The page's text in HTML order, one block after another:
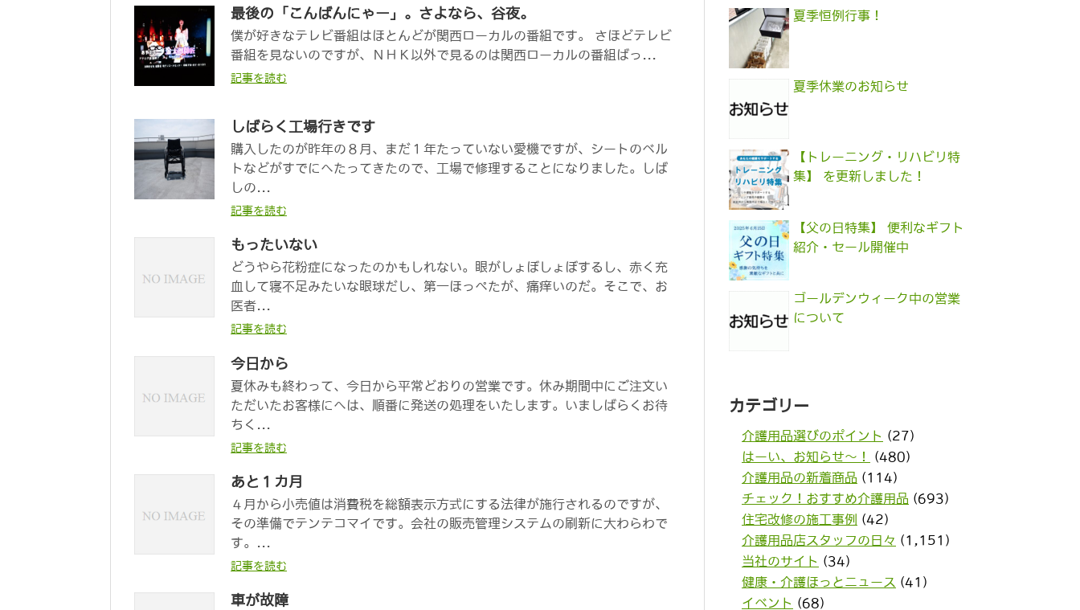
最後の「こんばんにゃー」。さよなら、谷夜。
僕が好きなテレビ番組はほとんどが関西ローカルの番組です。 さほどテレビ
番組を見ないのですが、ＮＨＫ以外で見るのは関西ローカルの番組ばっ...
記事を読む
しばらく工場行きです
購入したのが昨年の８月、まだ１年たっていない愛機ですが、シートのベル
トなどがすでにへたってきたので、工場で修理することになりました。しば
しの...
記事を読む
もったいない
どうやら花粉症になったのかもしれない。眼がしょぼしょぼするし、赤く充
血して寝不足みたいな眼球だし、第一ほっぺたが、痛痒いのだ。そこで、お
医者...
記事を読む
今日から
夏休みも終わって、今日から平常どおりの営業です。休み期間中にご注文い
ただいたお客様にへは、順番に発送の処理をいたします。いましばらくお待
ちく...
記事を読む
あと１カ月
４月から小売値は消費税を総額表示方式にする法律が施行されるのですが、
その準備でテンテコマイです。会社の販売管理システムの刷新に大わらわで
す。...
記事を読む
車が故障
夏季恒例行事！
夏季休業のお知らせ
【トレーニング・リハビリ特
集】 を更新しました！
【父の日特集】 便利なギフト
紹介・セール開催中
ゴールデンウィーク中の営業
について
カテゴリー
介護用品選びのポイント (27)
はーい、お知らせ〜！
(480)
介護用品の新着商品 (114)
チェック！おすすめ介護用品 (693)
住宅改修の施工事例 (42)
介護用品店スタッフの日々 (1,151)
当社のサイト (34)
健康・介護ほっとニュース (41)
イベント (68)